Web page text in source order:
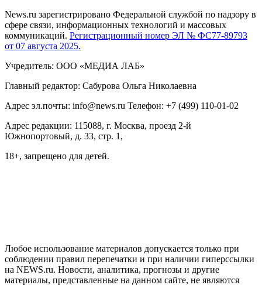
News.ru зарегистрировано Федеральной службой по надзору в
сфере связи, информационных технологий и массовых
коммуникаций. Регистрационный номер ЭЛ № ФС77-89793
от 07 августа 2025.
Учредитель: ООО «МЕДИА ЛАБ»
Главный редактор: Сабурова Ольга Николаевна
Адрес эл.почты: info@news.ru Телефон: +7 (499) 110-01-02
Адрес редакции: 115088, г. Москва, проезд 2-й
Южнопортовый, д. 33, стр. 1,
18+, запрещено для детей.
Любое использование материалов допускается только при
соблюдении правил перепечатки и при наличии гиперссылки
на NEWS.ru. Новости, аналитика, прогнозы и другие
материалы, представленные на данном сайте, не являются